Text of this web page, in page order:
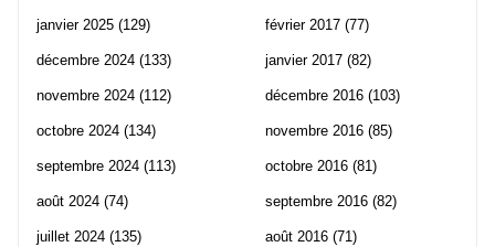
janvier 2025 (129)
décembre 2024 (133)
novembre 2024 (112)
octobre 2024 (134)
septembre 2024 (113)
août 2024 (74)
juillet 2024 (135)
février 2017 (77)
janvier 2017 (82)
décembre 2016 (103)
novembre 2016 (85)
octobre 2016 (81)
septembre 2016 (82)
août 2016 (71)